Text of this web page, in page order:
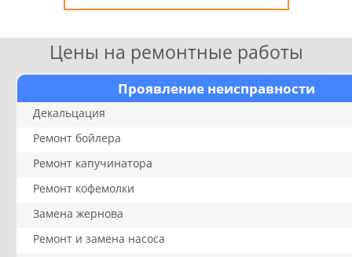
Цены на ремонтные работы
Проявление неисправности
Декальцация
Ремонт бойлера
Ремонт капучинатора
Ремонт кофемолки
Замена жернова
Ремонт и замена насоса